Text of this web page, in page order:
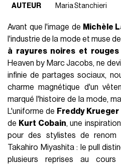
AUTEUR
Maria Stanchieri
Avant que l'image de Michèle
l'industrie de la mode et muse
à rayures noires et rouges
Heaven by Marc Jacobs, ne
infinie de partages sociaux,
charme magnétique d'un
marqué l'histoire de la mode,
L'uniforme de Freddy Krueger
de Kurt Cobain, une
pour des stylistes de renom
Takahiro Miyashita : le pull
plusieurs reprises au cours